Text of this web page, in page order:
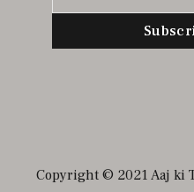
Copyright © 2021 Aaj ki